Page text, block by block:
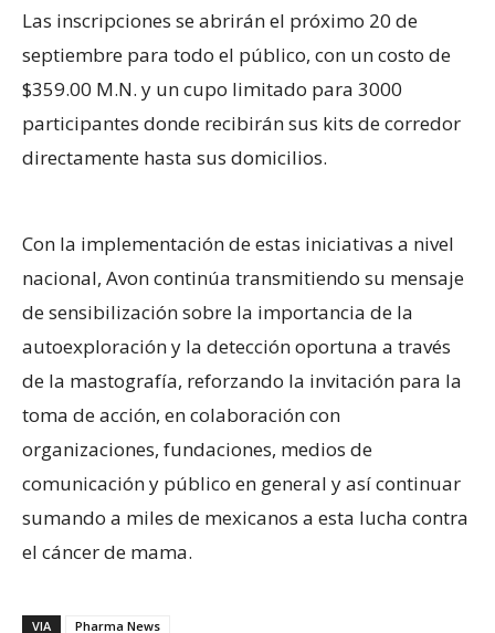
Las inscripciones se abrirán el próximo 20 de
septiembre para todo el público, con un costo de
$359.00 M.N. y un cupo limitado para 3000
participantes donde recibirán sus kits de corredor
directamente hasta sus domicilios.
Con la implementación de estas iniciativas a nivel
nacional, Avon continúa transmitiendo su mensaje
de sensibilización sobre la importancia de la
autoexploración y la detección oportuna a través
de la mastografía, reforzando la invitación para la
toma de acción, en colaboración con
organizaciones, fundaciones, medios de
comunicación y público en general y así continuar
sumando a miles de mexicanos a esta lucha contra
el cáncer de mama.
VIA Pharma News